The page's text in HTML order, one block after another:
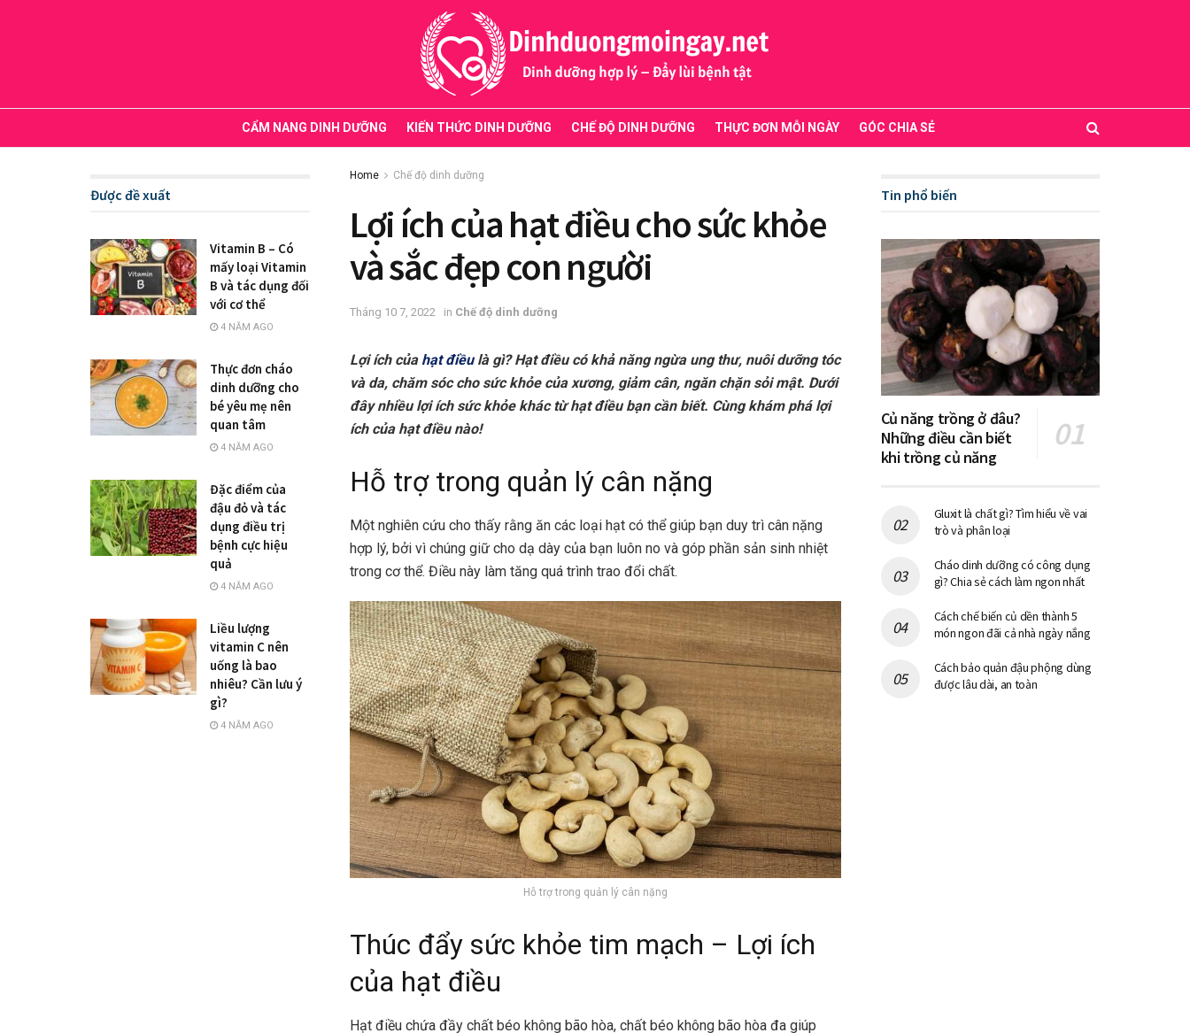
CẨM NANG DINH DƯỠNG KIẾN THỨC DINH DƯỠNG CHẾ ĐỘ DINH DƯỠNG THỰC ĐƠN MỖI NGÀY GÓC CHIA SẺ
Home Chế độ dinh dưỡng
Lợi ích của hạt điều cho sức khỏe
và sắc đẹp con người
Tháng 10 7, 2022 in Chế độ dinh dưỡng
Lợi ích của hạt điềulà gì? Hạt điều có khả năng ngừa ung thư, nuôi dưỡng tóc
và da, chăm sóc cho sức khỏe của xương, giảm cân, ngăn chặn sỏi mật. Dưới
đây nhiều lợi ích sức khỏe khác từ hạt điều bạn cần biết. Cùng khám phá lợi
ích của hạt điều nào!
Hỗ trợ trong quản lý cân nặng
Một nghiên cứu cho thấy rằng ăn các loại hạt có thể giúp bạn duy trì cân nặng
hợp lý, bởi vì chúng giữ cho dạ dày của bạn luôn no và góp phần sản sinh nhiệt
trong cơ thể. Điều này làm tăng quá trình trao đổi chất.
Hỗ trợ trong quản lý cân nặng
Thúc đẩy sức khỏe tim mạch – Lợi ích
của hạt điều
Hạt điều chứa đầy chất béo không bão hòa, chất béo không bão hòa đa giúp
Được đề xuất
Vitamin B – Có
mấy loại Vitamin
B và tác dụng đối
với cơ thể
4 NĂM AGO
Thực đơn cháo
dinh dưỡng cho
bé yêu mẹ nên
quan tâm
4 NĂM AGO
Đặc điểm của
đậu đỏ và tác
dụng điều trị
bệnh cực hiệu
quả
4 NĂM AGO
Liều lượng
vitamin C nên
uống là bao
nhiêu? Cần lưu ý
gì?
4 NĂM AGO
Tin phổ biến
Củ năng trồng ở đâu?
Những điều cần biết
khi trồng củ năng
Gluxit là chất gì? Tìm hiểu về vai
trò và phân loại
Cháo dinh dưỡng có công dụng
gì? Chia sẻ cách làm ngon nhất
Cách chế biến củ dền thành 5
món ngon đãi cả nhà ngày nắng
Cách bảo quản đậu phộng dùng
được lâu dài, an toàn